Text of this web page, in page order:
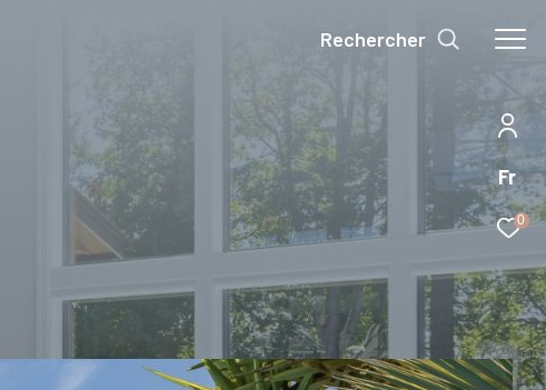
Fr
0
Rechercher